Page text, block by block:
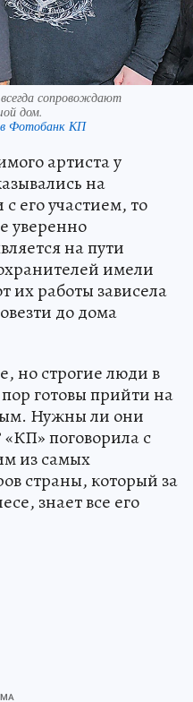
сопровождают
дом.
Фотобанк КП
артиста у
на
его участием, то
уверенно
на пути
имели
их работы зависела
до дома
но строгие люди в
готовы прийти на
Нужны ли они
поговорила с
из самых
страны, который за
знает все его